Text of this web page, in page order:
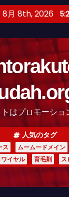
8月 8th, 2026
はプロモーショ
人気のタグ
ス ムームードメイン
イヤル
育毛剤 ス